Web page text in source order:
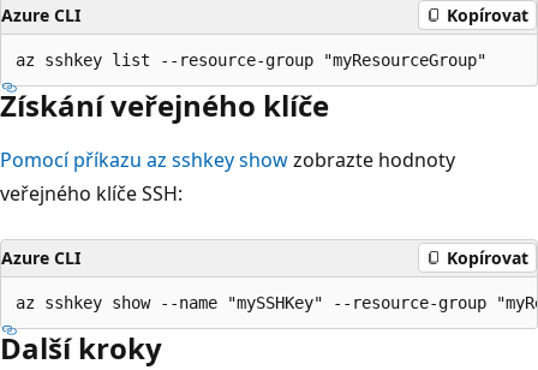
Azure CLI Kopírovat
Získání veřejného klíče
Pomocí příkazu az sshkey showzobrazte hodnoty
veřejného klíče SSH:
Azure CLI Kopírovat
Další kroky